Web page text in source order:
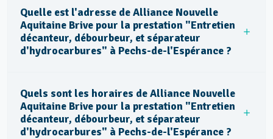
Quelle est l'adresse de Alliance Nouvelle
Aquitaine Brive pour la prestation "Entretien
décanteur, débourbeur, et séparateur
d'hydrocarbures" à Pechs-de-l'Espérance ?
Quels sont les horaires de Alliance Nouvelle
Aquitaine Brive pour la prestation "Entretien
décanteur, débourbeur, et séparateur
d'hydrocarbures" à Pechs-de-l'Espérance ?